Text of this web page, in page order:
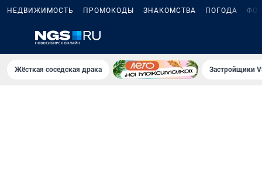
НЕДВИЖИМОСТЬ ПРОМОКОДЫ ЗНАКОМСТВА ПОГОДА
Жёсткая соседская драка Застройщики